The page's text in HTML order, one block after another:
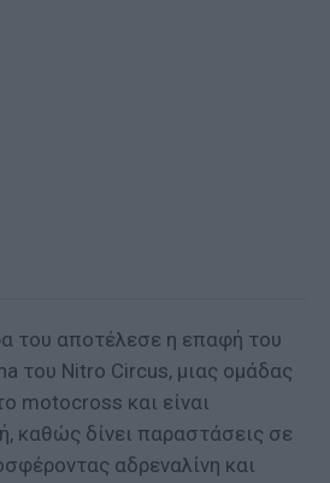
του αποτέλεσε η επαφή του
του Nitro Circus, μιας ομάδας
motocross και είναι
καθώς δίνει παραστάσεις σε
αδρεναλίνη και